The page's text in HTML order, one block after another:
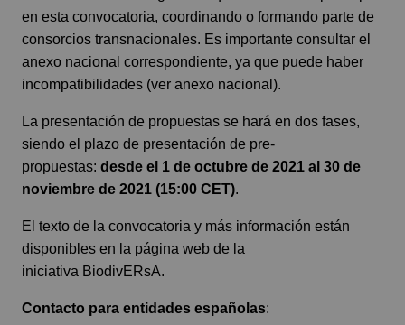
en esta convocatoria, coordinando o formando parte de
consorcios transnacionales. Es importante consultar el
anexo nacional correspondiente, ya que puede haber
incompatibilidades (ver anexo nacional ).
La presentación de propuestas se hará en dos fases,
siendo el plazo de presentación de pre-
propuestas: desde el 1 de octubre de 2021 al 30 de
noviembre de 2021 (15:00 CET).
El texto de la convocatoria y más información están
disponibles en la página web de la
iniciativa BiodivERsA.
Contacto para entidades españolas: